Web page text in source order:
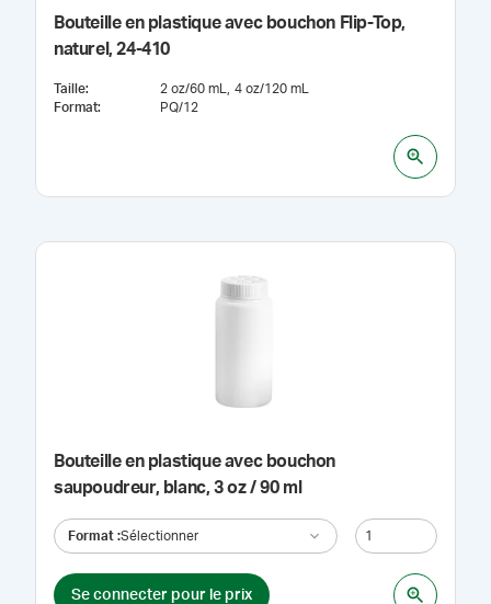
Bouteille en plastique avec bouchon Flip-Top,
naturel, 24-410
Taille: 2 oz/60 mL
4 oz/120 mL
Format: PQ/12
Bouteille en plastique avec bouchon
saupoudreur, blanc, 3 oz / 90 ml
Format :Sélectionner
Se connecter pour le prix